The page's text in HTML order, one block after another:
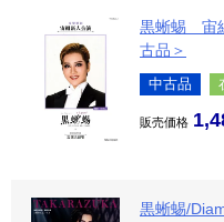
黒蜥蜴 宙
古品＞
中古品
販売価格
黒蜥蜴/